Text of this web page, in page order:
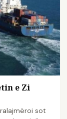
e Zi
sot